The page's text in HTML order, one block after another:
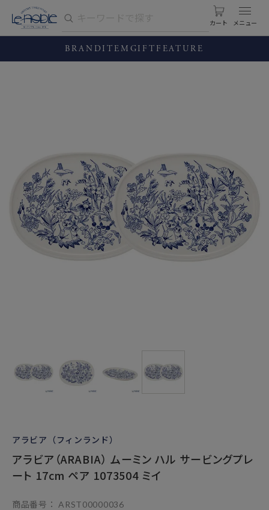
カート
BRANDITEM GIFT FEATURE
アラビア（フィンランド）
アラビア（ARABIA） ムーミン ハル サービングプレ
ート 17cm ペア 1073504 ミイ
商品番号
ARST00000036